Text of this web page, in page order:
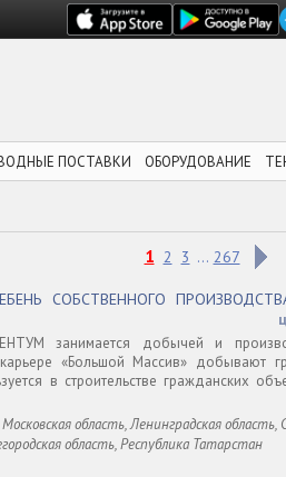
ПОСТАВКИ ОБОРУДОВАНИЕ
1 2 3 ... 267
СОБСТВЕННОГО
занимается добычей и
«Большой Массив» добывают
в строительстве гражданских
область, Ленинградская область,
область, Республика Татарстан